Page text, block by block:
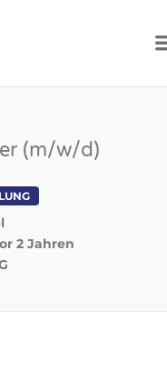
(m/w/d)
2 Jahren